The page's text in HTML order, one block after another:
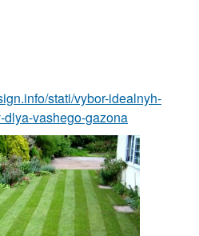
stati/vybor-idealnyh-
vashego-gazona